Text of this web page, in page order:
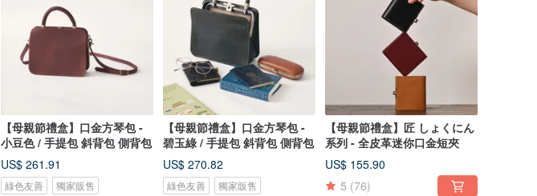
【母親節禮盒】口金方琴包 -
小豆色 / 手提包 斜背包 側背包
US$ 261.91
綠色友善 獨家販售
【母親節禮盒】口金方琴包 -
碧玉綠 / 手提包 斜背包 側背包
US$ 270.82
綠色友善 獨家販售
【母親節禮盒】匠 しょくにん
系列 - 全皮革迷你口金短夾
US$ 155.90
5 (76)